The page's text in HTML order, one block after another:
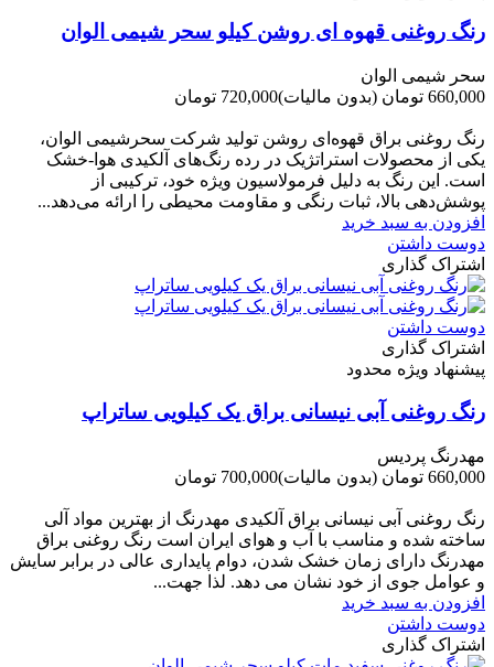
رنگ روغنی قهوه ای روشن کیلو سحر شیمی الوان
سحر شیمی الوان
660,000 تومان
(بدون مالیات)720,000 تومان
رنگ روغنی براق قهوه‌ای روشن تولید شرکت سحرشیمی الوان،
یکی از محصولات استراتژیک در رده رنگ‌های آلکیدی هوا-خشک
است. این رنگ به دلیل فرمولاسیون ویژه خود، ترکیبی از
پوشش‌دهی بالا، ثبات رنگی و مقاومت محیطی را ارائه می‌دهد...
افزودن به سبد خرید
دوست داشتن
اشتراک گذاری
دوست داشتن
اشتراک گذاری
پیشنهاد ویژه محدود
رنگ روغنی آبی نیسانی براق یک کیلویی ساتراپ
مهدرنگ پردیس
660,000 تومان
(بدون مالیات)700,000 تومان
رنگ روغنی آبی نیسانی براق آلکیدی مهدرنگ از بهترین مواد آلی
ساخته شده و مناسب با آب و هوای ایران است رنگ روغنی براق
مهدرنگ دارای زﻣﺎن ﺧﺸﮏ ﺷﺪن، دوام ﭘﺎﯾﺪاری عالی در ﺑﺮاﺑﺮ ﺳﺎﯾﺶ
و ﻋﻮاﻣﻞ ﺟﻮی از ﺧﻮد ﻧﺸﺎن ﻣﯽ دﻫﺪ. ﻟﺬا ﺟﻬﺖ...
افزودن به سبد خرید
دوست داشتن
اشتراک گذاری